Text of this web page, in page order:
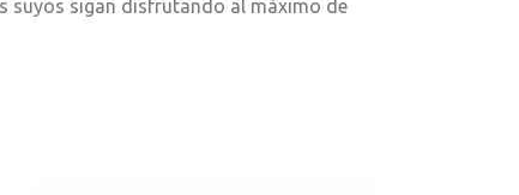
suyos sigan disfrutando al máximo de